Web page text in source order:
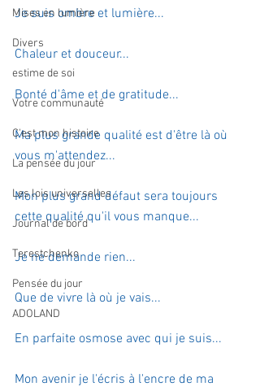
Mises en lumière
Divers
estime de soi
Votre communauté
C'est mon histoire
La pensée du jour
Les lois universelles
Journal de bord
Terestchenko
Pensée du jour
ADOLAND
Je suis ombre et lumière...
Chaleur et douceur...
Bonté d'âme et de gratitude...
Ma plus grande qualité est d'être là où
vous m'attendez...
Mon plus grand défaut sera toujours
cette qualité qu'il vous manque...
Je ne demande rien...
Que de vivre là où je vais...
En parfaite osmose avec qui je suis...
Mon avenir je l'écris à l'encre de ma